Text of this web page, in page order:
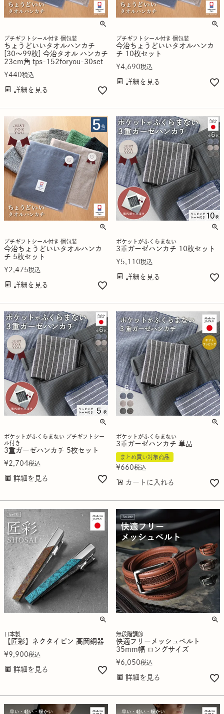
プチギフトシール付き 個包装
ちょうどいいタオルハンカチ
[30～99枚] 今治タオル ハンカチ
23cm角 tps-152foryou-30set
¥440税込
詳細を見る
プチギフトシール付き 個包装
今治ちょうどいいタオルハンカ
チ 10枚セット
¥4,690税込
詳細を見る
プチギフトシール付き 個包装
今治ちょうどいいタオルハンカ
チ 5枚セット
¥2,475税込
詳細を見る
ポケットがふくらまない
3重ガーゼハンカチ 10枚セット
¥5,110税込
詳細を見る
ポケットがふくらまない プチギフトシー
ル付き
3重ガーゼハンカチ 5枚セット
¥2,704税込
詳細を見る
ポケットがふくらまない
3重ガーゼハンカチ 単品
まとめ買い対象商品
¥660税込
カートに入れる
日本製
【匠彩】ネクタイピン 高岡銅器
¥9,900税込
詳細を見る
無段階調節
快適フリーメッシュベルト
35mm幅 ロングサイズ
¥6,050税込
詳細を見る